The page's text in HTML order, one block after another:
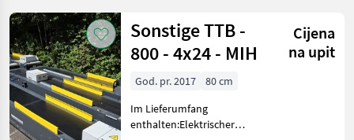
Sonstige TTB -
800 - 4x24 - MIH
Cijena
na upit
God. pr. 2017
80 cm
Im Lieferumfang
enthalten:Elektrischer